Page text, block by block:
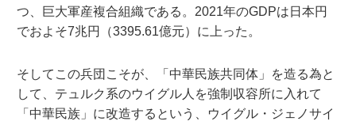
つ、巨大軍産複合組織である。2021年のGDPは日本円
でおよそ7兆円（3395.61億元）に上った。
そしてこの兵団こそが、「中華民族共同体」を造る為と
して、テュルク系のウイグル人を強制収容所に入れて
「中華民族」に改造するという、ウイグル・ジェノサイ